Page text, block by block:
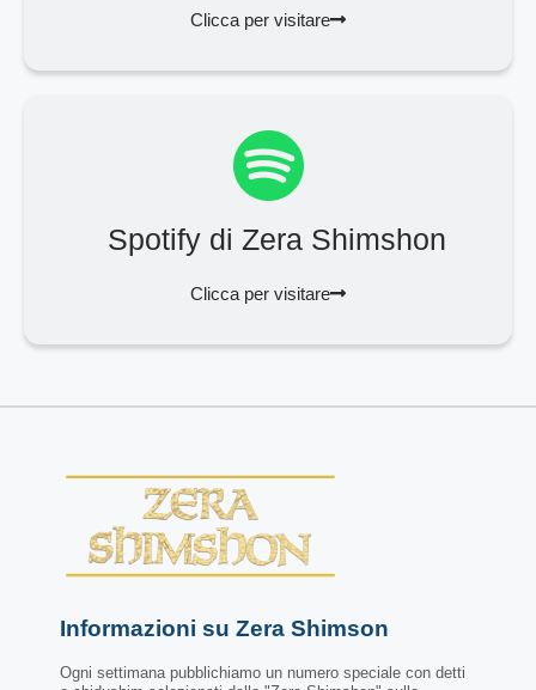
Clicca per visitare
Spotify di Zera Shimshon
Clicca per visitare
Informazioni su Zera Shimson
Ogni settimana pubblichiamo un numero speciale con detti